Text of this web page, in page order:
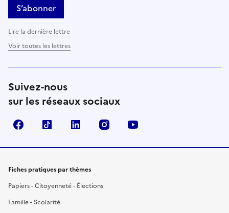
S’abonner
Lire la dernière lettre
Voir toutes les lettres
Suivez-nous
sur les réseaux sociaux
FacebookTikTok LinkedIn Instagram
Fiches pratiques par thèmes
Papiers - Citoyenneté - Élections
Famille - Scolarité